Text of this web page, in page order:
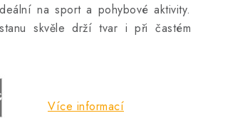
na sport a pohybové aktivity.
skvěle drží tvar i při častém
Více informací